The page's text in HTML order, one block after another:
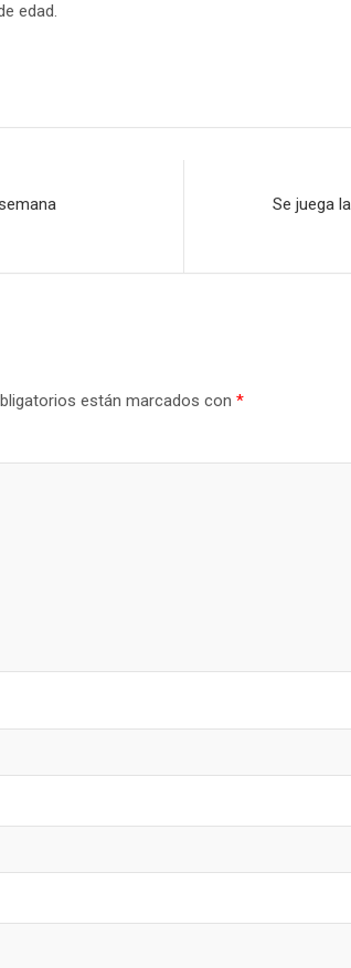
edad.
Se juega
están marcados con *